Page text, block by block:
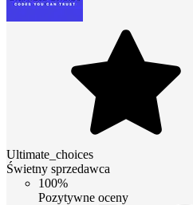
Ultimate_choices
Świetny sprzedawca
100%
Pozytywne oceny